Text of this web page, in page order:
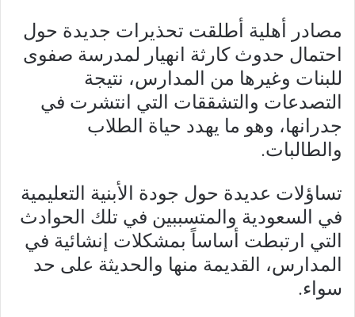
مصادر أهلية أطلقت تحذيرات جديدة حول
احتمال حدوث كارثة انهيار لمدرسة صفوى
للبنات وغيرها من المدارس، نتيجة
التصدعات والتشققات التي انتشرت في
جدرانها، وهو ما يهدد حياة الطلاب
والطالبات.
تساؤلات عديدة حول جودة الأبنية التعليمية
في السعودية والمتسببين في تلك الحوادث
التي ارتبطت أساساً بمشكلات إنشائية في
المدارس، القديمة منها والحديثة على حد
سواء.